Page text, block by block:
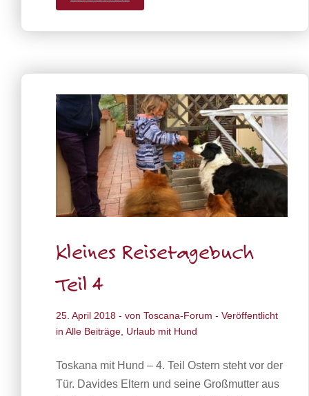
Kleines Reisetagebuch
Teil 4
25. April 2018 - von Toscana-Forum - Veröffentlicht
in Alle Beiträge, Urlaub mit Hund
Toskana mit Hund – 4. Teil Ostern steht vor der
Tür. Davides Eltern und seine Großmutter aus